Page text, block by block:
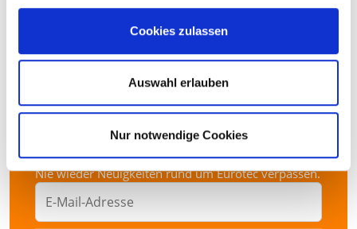
Cookies zulassen
Auswahl erlauben
Nur notwendige Cookies
Abonnieren Sie jetzt unseren
Newsletter.
Nie wieder Neuigkeiten rund um Eurotec verpassen.